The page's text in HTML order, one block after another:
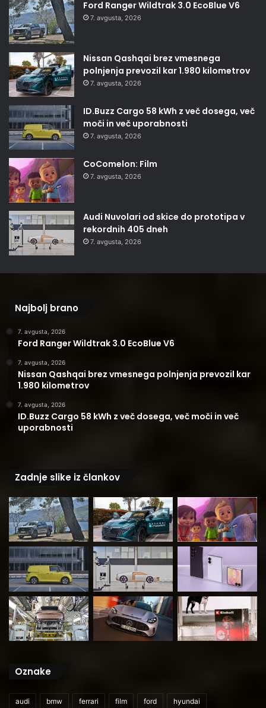
Ford Ranger Wildtrak 3.0 EcoBlue V6
7. avgusta, 2026
Nissan Qashqai brez vmesnega
polnjenja prevozil kar 1.980 kilometrov
7. avgusta, 2026
ID.Buzz Cargo 58 kWh z več dosega, več
moči in več uporabnosti
7. avgusta, 2026
CoComelon: Film
7. avgusta, 2026
Audi Nuvolari od skice do prototipa v
rekordnih 405 dneh
7. avgusta, 2026
Najbolj brano
7. avgusta, 2026
Ford Ranger Wildtrak 3.0 EcoBlue V6
7. avgusta, 2026
Nissan Qashqai brez vmesnega polnjenja prevozil kar
1.980 kilometrov
7. avgusta, 2026
ID.Buzz Cargo 58 kWh z več dosega, več moči in več
uporabnosti
Zadnje slike iz člankov
Oznake
audi bmw ferrari film ford hyundai